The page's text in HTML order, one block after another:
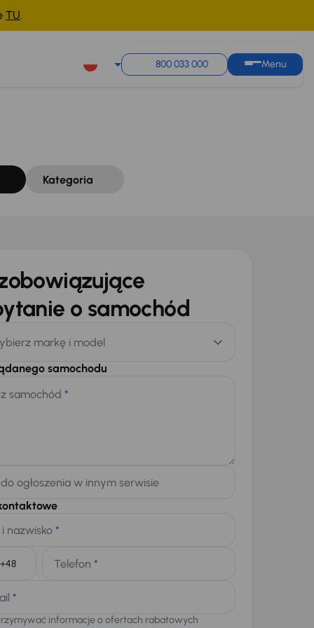
TU.
800 033 000 Menu
Kategoria
o samochód
markę i model
samochodu
samochód *
ogłoszenia w innym serwisie
nazwisko *
Telefon *
*
informacje o ofertach rabatowych